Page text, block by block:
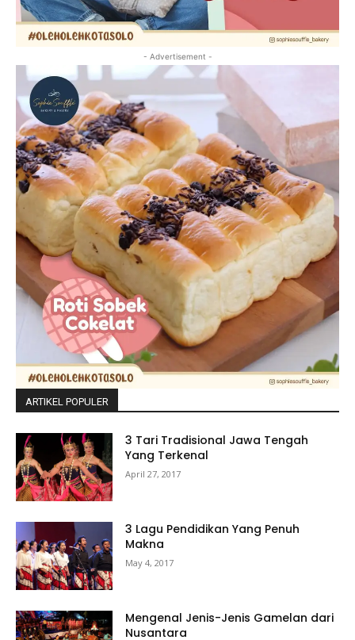
- Advertisement -
ARTIKEL POPULER
3 Tari Tradisional Jawa Tengah
Yang Terkenal
April 27, 2017
3 Lagu Pendidikan Yang Penuh
Makna
May 4, 2017
Mengenal Jenis-Jenis Gamelan dari
Nusantara